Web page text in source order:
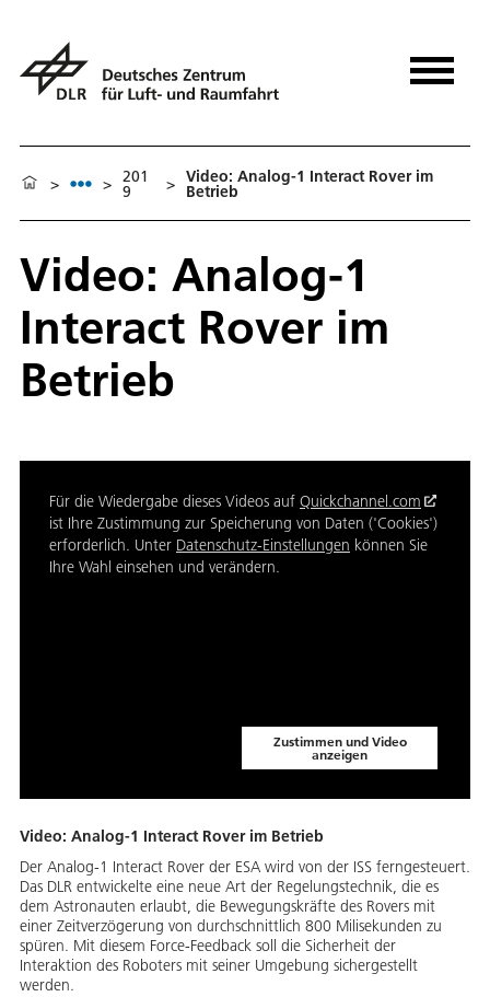
> > 201
9 > Video: Analog-1 Interact Rover im
Betrieb
Video: Analog-1
Interact Rover im
Betrieb
Für die Wiedergabe dieses Videos auf Quickchannel.com
ist Ihre Zustimmung zur Speicherung von Daten ('Cookies')
erforderlich. Unter Datenschutz-Einstellungen können Sie
Ihre Wahl einsehen und verändern.
Zustimmen und Video
anzeigen
Video: Analog-1 Interact Rover im Betrieb
Der Analog-1 Interact Rover der ESA wird von der ISS ferngesteuert.
Das DLR entwickelte eine neue Art der Regelungstechnik, die es
dem Astronauten erlaubt, die Bewegungskräfte des Rovers mit
einer Zeitverzögerung von durchschnittlich 800 Milisekunden zu
spüren. Mit diesem Force-Feedback soll die Sicherheit der
Interaktion des Roboters mit seiner Umgebung sichergestellt
werden.